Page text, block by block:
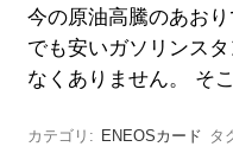
今の原油高騰のあお
でも安いガソリンス
なくありません。 そ
カテゴリ: ENEOSカード タ